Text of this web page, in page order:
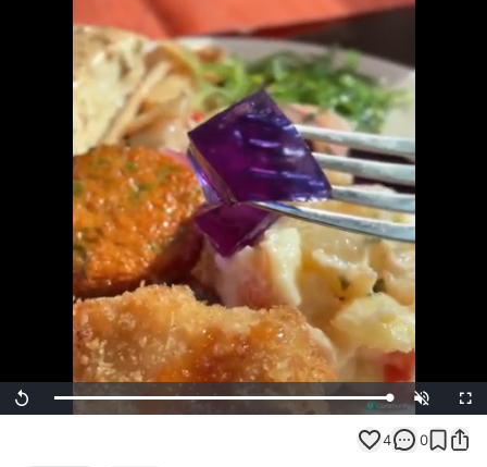
Replay Loaded:
100.00%
Unmute
4 0